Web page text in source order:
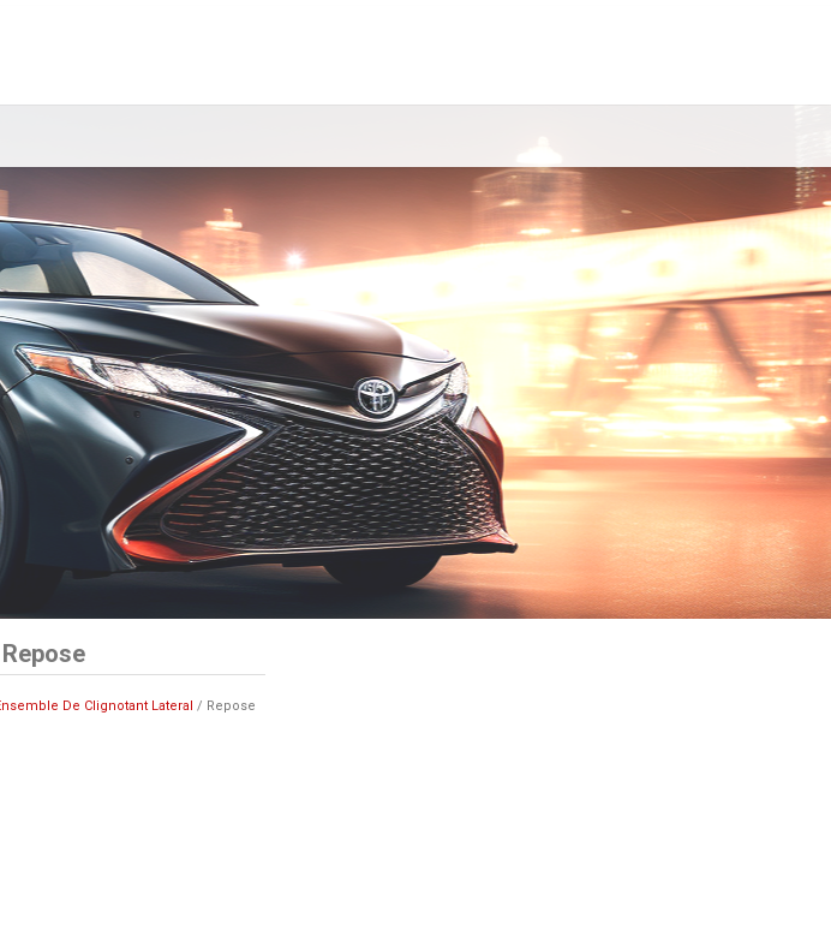
De Clignotant Lateral / Repose